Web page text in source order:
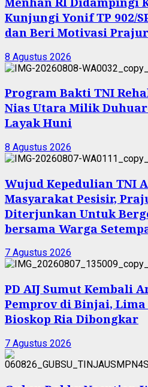
Kunjungi Yonif TP 902/
dan Beri Motivasi
8 Agustus 2026
Program Bakti TNI
Nias Utara Milik
Layak Huni
8 Agustus 2026
Wujud Kepedulian TNI
Masyarakat Pesisir,
Diterjunkan Untuk
bersama Warga
7 Agustus 2026
PD AIJ Sumut Kembali
Pemprov di Binjai, Lima
Bioskop Ria Dibongkar
7 Agustus 2026